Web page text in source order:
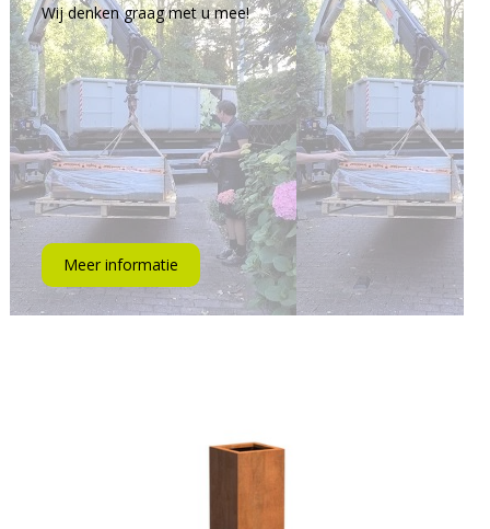
Wij denken graag met u mee!
Meer informatie